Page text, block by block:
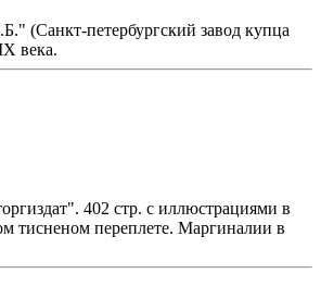
(Санкт-петербургский завод купца
века.
402 стр. с иллюстрациями в
тисненом переплете. Маргиналии в